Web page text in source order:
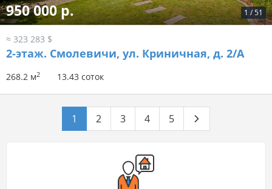
1 /51
950 000 р.
≈ 323 283 $
2-этаж. Смолевичи, ул. Криничная, д. 2/А
268.2 м2 13.43 соток
1 2 3 4 5